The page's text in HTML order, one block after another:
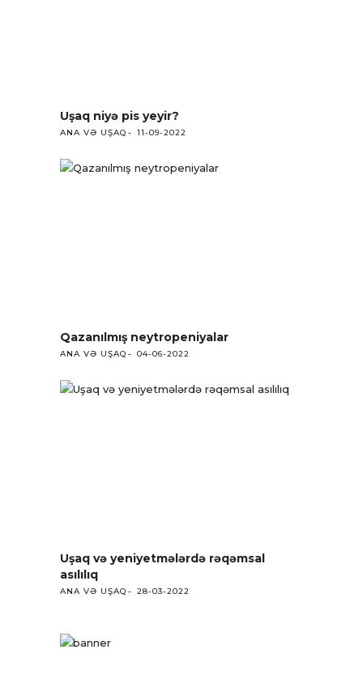
Uşaq niyə pis yeyir?
ANA VƏ UŞAQ 11-09-2022
Qazanılmış neytropeniyalar
ANA VƏ UŞAQ 04-06-2022
Uşaq və yeniyetmələrdə rəqəmsal
asılılıq
ANA VƏ UŞAQ 28-03-2022